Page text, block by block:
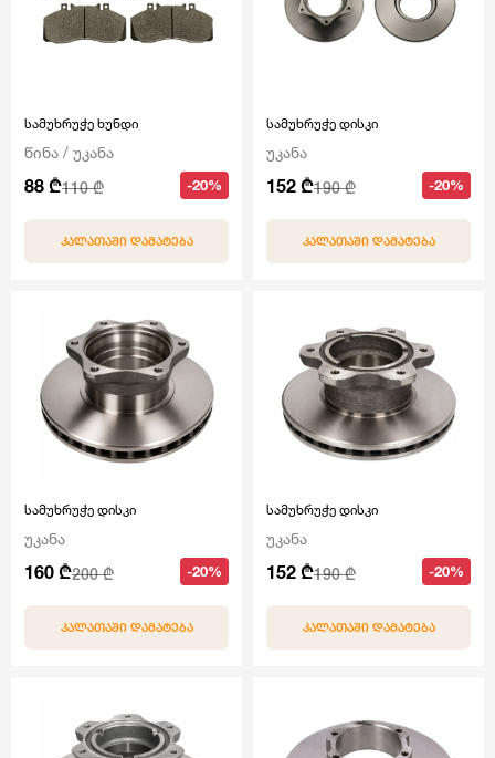
სამუხრუჭე ხუნდი
წინა / უკანა
88 ₾110 ₾ -20%
ᲙᲐᲚᲐᲗᲐᲨᲘ ᲓᲐᲛᲐᲢᲔᲑᲐ
სამუხრუჭე დისკი
უკანა
152 ₾190 ₾ -20%
ᲙᲐᲚᲐᲗᲐᲨᲘ ᲓᲐᲛᲐᲢᲔᲑᲐ
სამუხრუჭე დისკი
უკანა
160 ₾200 ₾ -20%
ᲙᲐᲚᲐᲗᲐᲨᲘ ᲓᲐᲛᲐᲢᲔᲑᲐ
სამუხრუჭე დისკი
უკანა
152 ₾190 ₾ -20%
ᲙᲐᲚᲐᲗᲐᲨᲘ ᲓᲐᲛᲐᲢᲔᲑᲐ